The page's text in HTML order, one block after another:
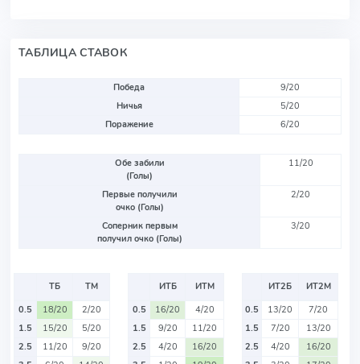
ТАБЛИЦА СТАВОК
Победа
9/20
Ничья
5/20
Поражение
6/20
Обе забили
(Голы)
11/20
Первые получили
очко (Голы)
2/20
Соперник первым
получил очко (Голы)
3/20
ТБ
ТМ
0.5
18/20
2/20
1.5
15/20
5/20
2.5
11/20
9/20
ИТБ
ИТМ
0.5
16/20
4/20
1.5
9/20
11/20
2.5
4/20
16/20
ИТ2Б
ИТ2М
0.5
13/20
7/20
1.5
7/20
13/20
2.5
4/20
16/20